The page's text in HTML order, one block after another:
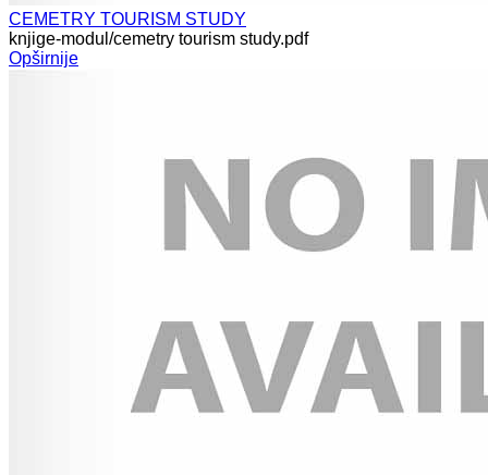
CEMETRY TOURISM STUDY
knjige-modul/cemetry tourism study.pdf
Opširnije